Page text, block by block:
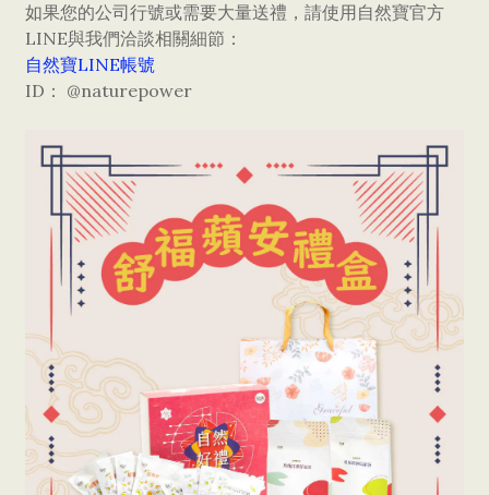
如果您的公司行號或需要大量送禮，請使用自然寶官方
LINE與我們洽談相關細節：
自然寶LINE帳號
ID： @naturepower